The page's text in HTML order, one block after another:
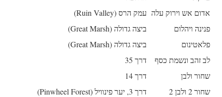
אדום אש וירוק עלה עמק הרס (Ruin Valley)
פנינה ויהלום
ביצה גדולה (Great Marsh)
פלאטינום
ביצה גדולה (Great Marsh)
לב זהב ונשמת כסף
דרך 35
שחור ולבן
דרך 14
שחור 2 ולבן 2
דרך 3, יער פינוויל (Pinwheel Forest)